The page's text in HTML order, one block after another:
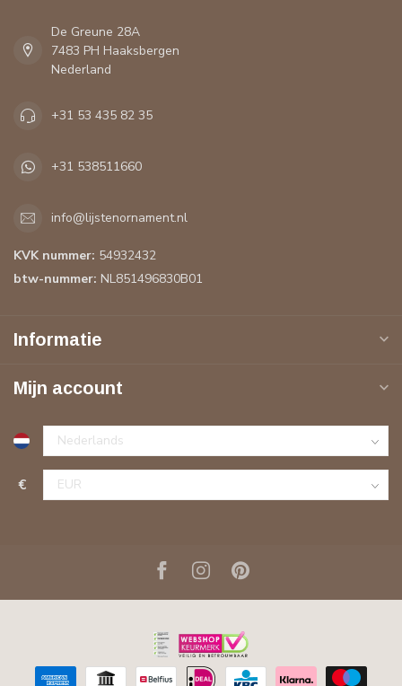
De Greune 28A
7483 PH Haaksbergen
Nederland
+31 53 435 82 35
+31 538511660
info@lijstenornament.nl
KVK nummer: 54932432
btw-nummer: NL851496830B01
Informatie
Mijn account
€